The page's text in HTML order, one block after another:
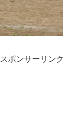
スポンサーリンク